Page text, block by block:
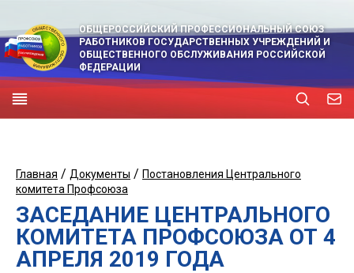
ОБЩЕРОССИЙСКИЙ ПРОФЕССИОНАЛЬНЫЙ СОЮЗ
РАБОТНИКОВ ГОСУДАРСТВЕННЫХ УЧРЕЖДЕНИЙ И
ОБЩЕСТВЕННОГО ОБСЛУЖИВАНИЯ РОССИЙСКОЙ
ФЕДЕРАЦИИ
Главная / Документы / Постановления Центрального
комитета Профсоюза
ЗАСЕДАНИЕ ЦЕНТРАЛЬНОГО
КОМИТЕТА ПРОФСОЮЗА ОТ 4
АПРЕЛЯ 2019 ГОДА